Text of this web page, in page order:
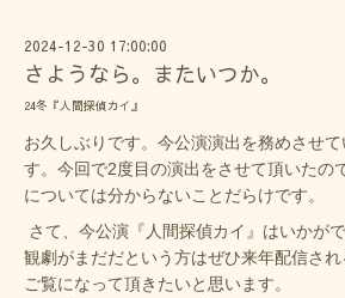
2024-12-30 17:00:00
さようなら。またいつか。
24冬『人間探偵カイ』
お久しぶりです。今公演演出を務めさせ
す。今回で2度目の演出をさせて頂いたの
については分からないことだらけです。
さて、今公演『人間探偵カイ』はいかが
観劇がまだだという方はぜひ来年配信さ
ご覧になって頂きたいと思います。